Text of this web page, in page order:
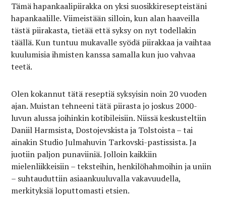
Tämä hapankaalipiirakka on yksi suosikkiresepteistäni
hapankaalille. Viimeistään silloin, kun alan haaveilla
tästä piirakasta, tietää että syksy on nyt todellakin
täällä. Kun tuntuu mukavalle syödä piirakkaa ja vaihtaa
kuulumisia ihmisten kanssa samalla kun juo vahvaa
teetä.
Olen kokannut tätä reseptiä syksyisin noin 20 vuoden
ajan. Muistan tehneeni tätä piirasta jo joskus 2000-
luvun alussa joihinkin kotibileisiin. Niissä keskusteltiin
Daniil Harmsista, Dostojevskista ja Tolstoista – tai
ainakin Studio Julmahuvin Tarkovski-pastissista. Ja
juotiin paljon punaviiniä. Jolloin kaikkiin
mielenliikkeisiin – teksteihin, henkilöhahmoihin ja uniin
– suhtauduttiin asiaankuuluvalla vakavuudella,
merkityksiä loputtomasti etsien.